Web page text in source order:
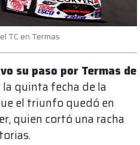
TC en Termas
su paso por Termas de
quinta fecha de la
el triunfo quedó en
quien cortó una racha